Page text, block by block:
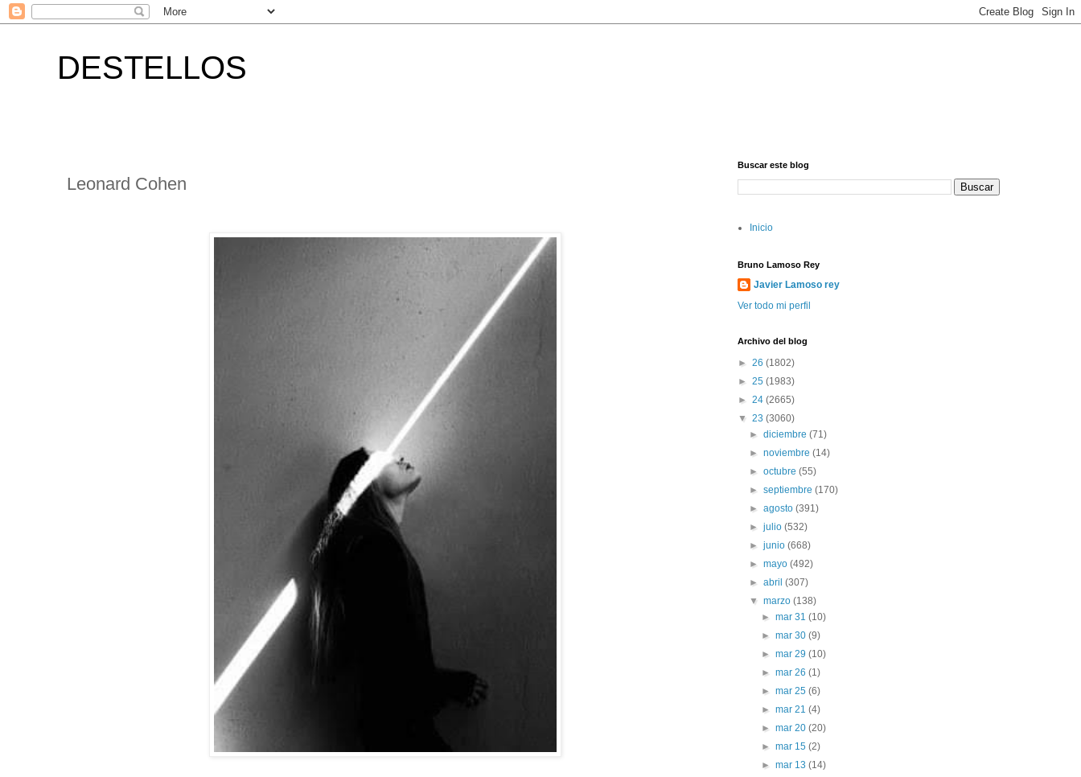
DESTELLOS
Leonard Cohen
Buscar este blog
Inicio
Bruno Lamoso Rey
Javier Lamoso rey
Ver todo mi perfil
Archivo del blog
► 26 (1802)
► 25 (1983)
► 24 (2665)
▼ 23 (3060)
►diciembre(71)
►noviembre(14)
►octubre(55)
►septiembre(170)
►agosto(391)
►julio(532)
►junio(668)
►mayo(492)
►abril(307)
▼marzo(138)
► mar 31 (10)
► mar 30 (9)
► mar 29 (10)
► mar 26 (1)
► mar 25 (6)
► mar 21 (4)
► mar 20 (20)
► mar 15 (2)
► mar 13 (14)